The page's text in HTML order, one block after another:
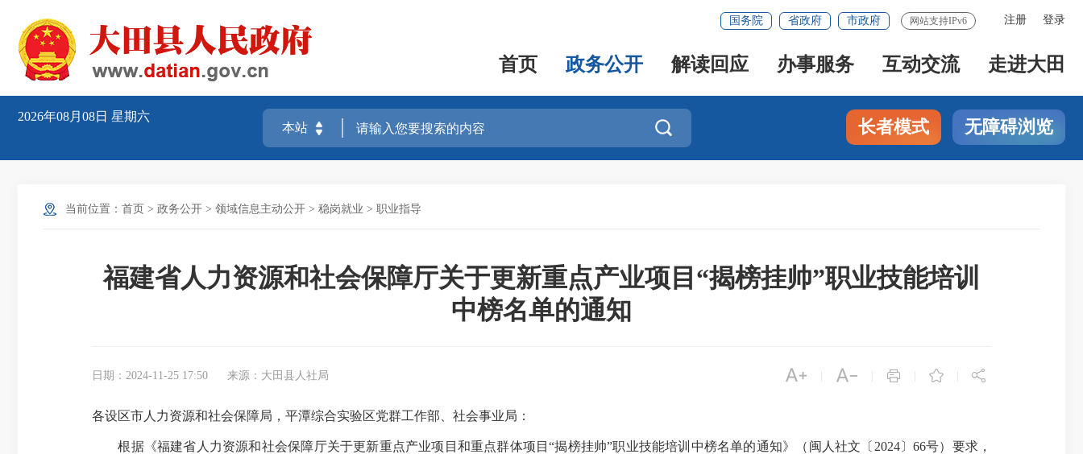
注册 登录
国务院 省政府 市政府 网站支持IPv6
首页 政务公开 解读回应 办事服务 互动交流 走进大田
2026年08月08日 星期六
 长者模式 无障碍浏览
当前位置： 首页 > 政务公开 > 领域信息主动公开 > 稳岗就业 > 职业指导
福建省人力资源和社会保障厅关于更新重点产业项目“揭榜挂帅”职业技能培训
中榜名单的通知
日期：2024-11-25 17:50 来源：大田县人社局     
各设区市人力资源和社会保障局，平潭综合实验区党群工作部、社会事业局：
根据《福建省人力资源和社会保障厅关于更新重点产业项目和重点群体项目“揭榜挂帅”职业技能培训中榜名单的通知》（闽人社文〔2024〕66号）要求，